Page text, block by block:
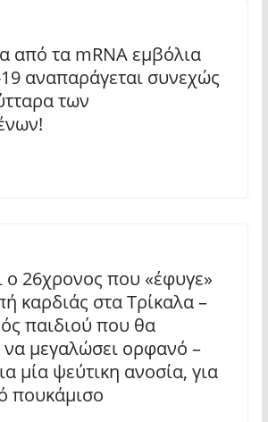
από τα mRNA εμβόλια
αναπαράγεται συνεχώς
των
ο 26χρονος που «έφυγε»
καρδιάς στα Τρίκαλα –
παιδιού που θα
να μεγαλώσει ορφανό –
μία ψεύτικη ανοσία, για
πουκάμισο